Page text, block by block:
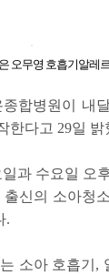
오무영 호흡기알레
합병원이 내
한다고 29일 밝
과 수요일 오
신의 소아청
.
소아 호흡기,